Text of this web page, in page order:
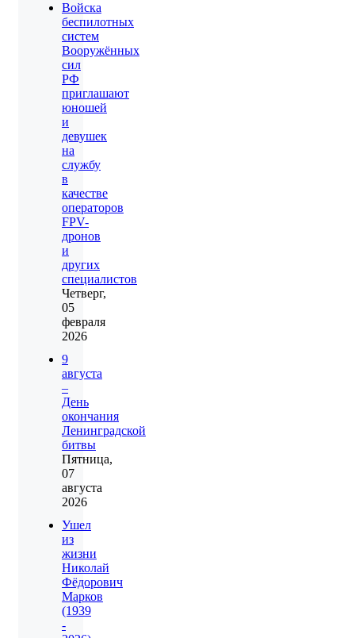
Войска
беспилотных
систем
Вооружённых
сил
РФ
приглашают
юношей
и
девушек
на
службу
в
качестве
операторов
FPV-
дронов
и
других
специалистов
Четверг,
05
февраля
2026
9
августа
–
День
окончания
Ленинградской
битвы
Пятница,
07
августа
2026
Ушел
из
жизни
Николай
Фёдорович
Марков
(1939
-